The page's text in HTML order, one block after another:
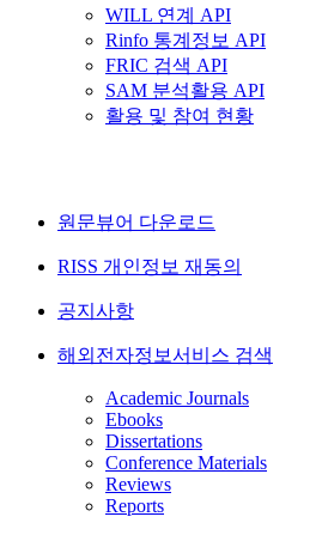
WILL 연계 API
Rinfo 통계정보 API
FRIC 검색 API
SAM 분석활용 API
활용 및 참여 현황
원문뷰어 다운로드
RISS 개인정보 재동의
공지사항
해외전자정보서비스 검색
Academic Journals
Ebooks
Dissertations
Conference Materials
Reviews
Reports